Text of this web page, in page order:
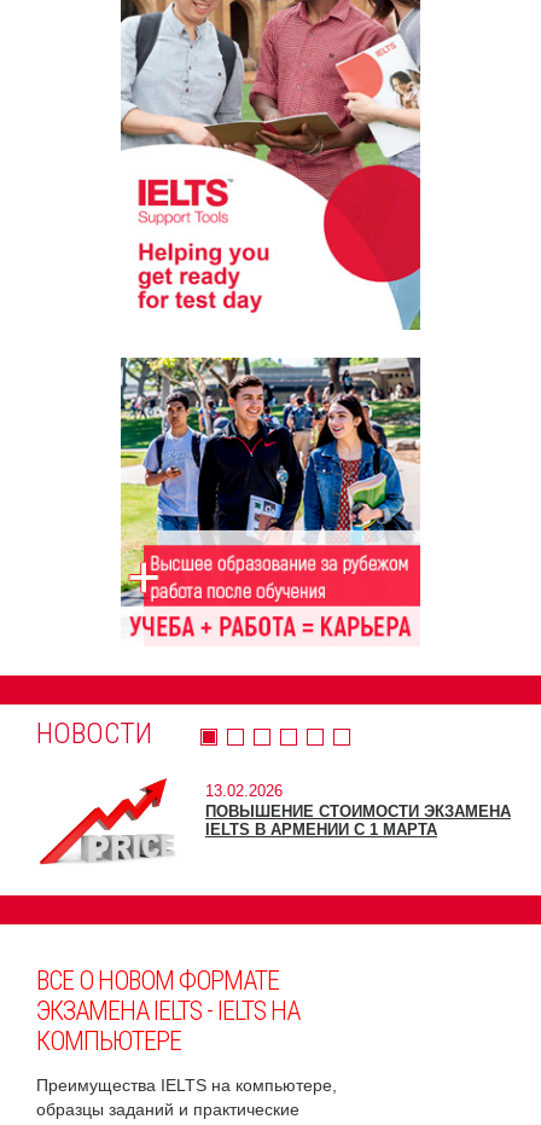
НОВОСТИ
13.02.2026
ПОВЫШЕНИЕ СТОИМОСТИ ЭКЗАМЕНА
IELTS В АРМЕНИИ С 1 МАРТА
ВСЕ О НОВОМ ФОРМАТЕ
ЭКЗАМЕНА IELTS - IELTS НА
КОМПЬЮТЕРЕ
Преимущества IELTS на компьютере,
образцы заданий и практические